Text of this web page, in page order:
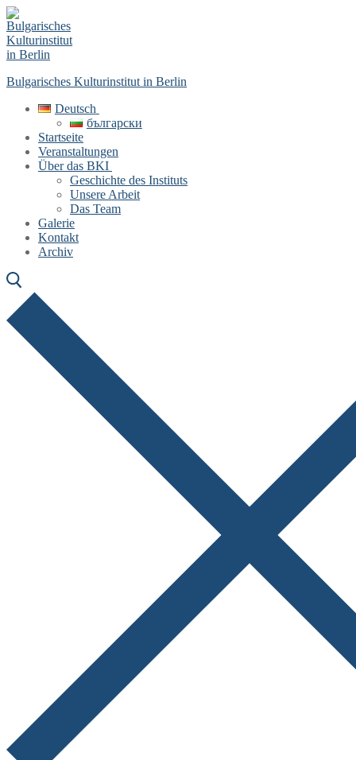
Skip
to
content
Menu
Close
Bulgarisches Kulturinstitut in Berlin
Deutsch
български
Startseite
Veranstaltungen
Über das BKI
Geschichte des Instituts
Unsere Arbeit
Das Team
Galerie
Kontakt
Archiv